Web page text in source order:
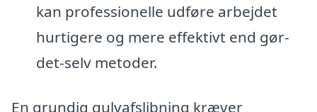
kan professionelle udføre arbejdet
hurtigere og mere effektivt end gør-
det-selv metoder.
En grundig gulvafslibning kræver